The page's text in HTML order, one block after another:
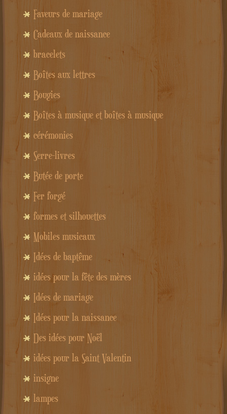
Faveurs de mariage
Cadeaux de naissance
bracelets
Boîtes aux lettres
Bougies
Boîtes à musique et boîtes à musique
cérémonies
Serre-livres
Butée de porte
Fer forgé
formes et silhouettes
Mobiles musicaux
Idées de baptême
idées pour la fête des mères
Idées de mariage
Idées pour la naissance
Des idées pour Noël
idées pour la Saint Valentin
insigne
lampes